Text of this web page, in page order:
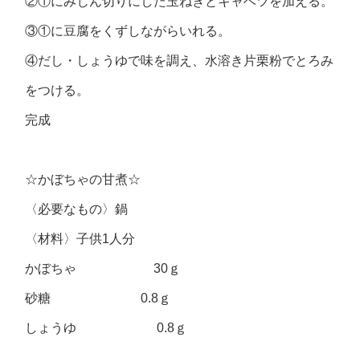
③①に豆腐をくずしながらいれる。
④だし・しょうゆで味を調え、水溶き片栗粉でとろみ
をつける。
完成
☆かぼちゃの甘煮☆
〈必要なもの〉鍋
〈材料〉子供1人分
かぼちゃ 30ｇ
砂糖 0.8ｇ
しょうゆ 0.8ｇ